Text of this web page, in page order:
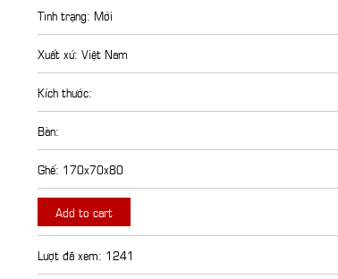
Tình trạng: Mới
Xuất xứ: Việt Nam
Kích thước:
Bàn:
Ghế: 170x70x80
Add to cart
Lượt đã xem: 1241